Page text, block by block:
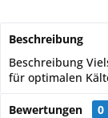
Beschreibung
Beschreibung
für optimalen
Bewertungen
0